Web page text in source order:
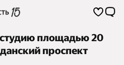
студию площадью 20
проспект